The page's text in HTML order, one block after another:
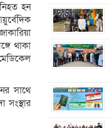
নিহত হন
থাকা
সাথে
সংস্থার